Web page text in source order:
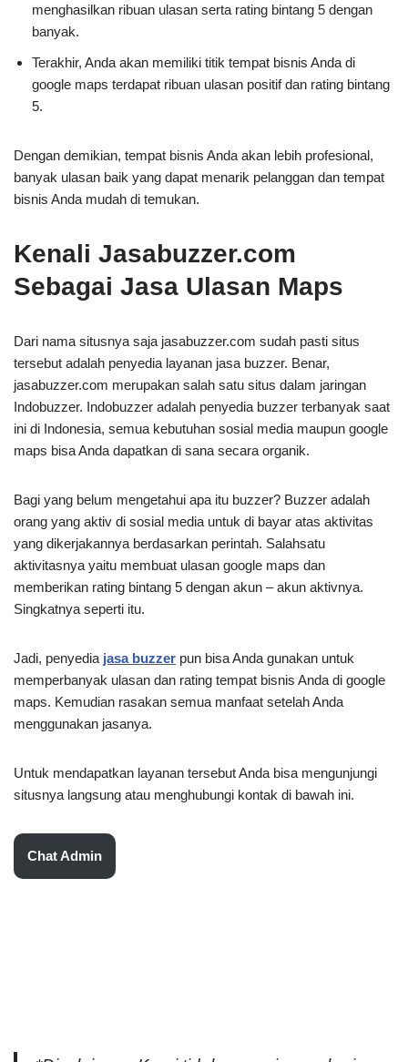
menghasilkan ribuan ulasan serta rating bintang 5 dengan
banyak.
Terakhir, Anda akan memiliki titik tempat bisnis Anda di
google maps terdapat ribuan ulasan positif dan rating bintang
5.
Dengan demikian, tempat bisnis Anda akan lebih profesional,
banyak ulasan baik yang dapat menarik pelanggan dan tempat
bisnis Anda mudah di temukan.
Kenali Jasabuzzer.com
Sebagai Jasa Ulasan Maps
Dari nama situsnya saja jasabuzzer.com sudah pasti situs
tersebut adalah penyedia layanan jasa buzzer. Benar,
jasabuzzer.com merupakan salah satu situs dalam jaringan
Indobuzzer. Indobuzzer adalah penyedia buzzer terbanyak saat
ini di Indonesia, semua kebutuhan sosial media maupun google
maps bisa Anda dapatkan di sana secara organik.
Bagi yang belum mengetahui apa itu buzzer? Buzzer adalah
orang yang aktiv di sosial media untuk di bayar atas aktivitas
yang dikerjakannya berdasarkan perintah. Salahsatu
aktivitasnya yaitu membuat ulasan google maps dan
memberikan rating bintang 5 dengan akun – akun aktivnya.
Singkatnya seperti itu.
Jadi, penyedia jasa buzzer pun bisa Anda gunakan untuk
memperbanyak ulasan dan rating tempat bisnis Anda di google
maps. Kemudian rasakan semua manfaat setelah Anda
menggunakan jasanya.
Untuk mendapatkan layanan tersebut Anda bisa mengunjungi
situsnya langsung atau menghubungi kontak di bawah ini.
Chat Admin